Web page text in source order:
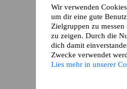
Wir verwenden
um dir eine gute
Zielgruppen zu
zu zeigen. Durch die
dich damit
Zwecke verwendet
Lies mehr in unserer